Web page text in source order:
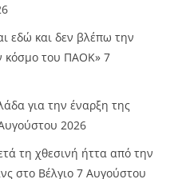
εδώ και δεν βλέπω την
κόσμο του ΠΑΟΚ» 7
για την έναρξη της
2026
τη χθεσινή ήττα από την
στο Βέλγιο 7 Αυγούστου